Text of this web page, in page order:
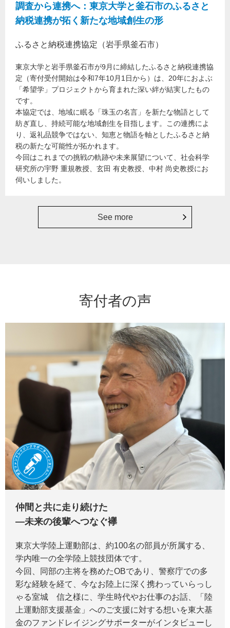
調査から連携へ：東京大学と釜石市のふるさと
納税連携が拓く新たな地域創生の形
ふるさと納税連携協定（岩手県釜石市）
東京大学と岩手県釜石市が9月に締結したふるさと納税連携協
定（寄付受付開始は令和7年10月1日から）は、20年におよぶ
「希望学」プロジェクトから育まれた深い絆が結実したもの
です。
本協定では、地域に眠る「珠玉の名言」を新たな物語として
紡ぎ直し、持続可能な地域創生を目指します。この連携によ
り、返礼品競争ではない、知恵と物語を軸としたふるさと納
税の新たな可能性が拓かれます。
今回はこれまでの挑戦の軌跡や未来展望について、社会科学
研究所の宇野 重規教授、玄田 有史教授、中村 尚史教授にお
伺いしました。
See more
寄付者の声
仲間と共に走り続けた
―未来の後輩へつなぐ襷
東京大学陸上運動部は、約100名の部員が所属する、
学内唯一の全学陸上競技団体です。
今回、同部の主将を務めたOBであり、警察庁での多
彩な経験を経て、今なお陸上に深く携わっていらっし
ゃる室城 信之様に、学生時代やお仕事のお話、「陸
上運動部支援基金」へのご支援に対する想いを東大基
金のファンドレイジングサポーターがインタビューし